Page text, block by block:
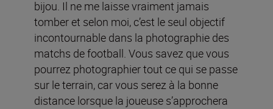
bijou. Il ne me laisse vraiment jamais
tomber et selon moi, c’est le seul objectif
incontournable dans la photographie des
matchs de football. Vous savez que vous
pourrez photographier tout ce qui se passe
sur le terrain, car vous serez à la bonne
distance lorsque la joueuse s’approchera